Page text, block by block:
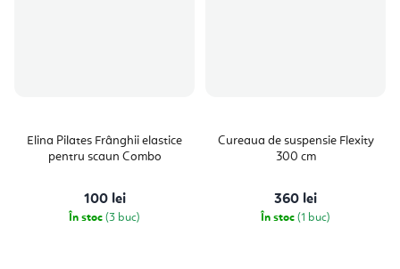
Elina Pilates Frânghii elastice
pentru scaun Combo
100 lei
În stoc (3 buc)
Cureaua de suspensie Flexity
300 cm
360 lei
În stoc (1 buc)